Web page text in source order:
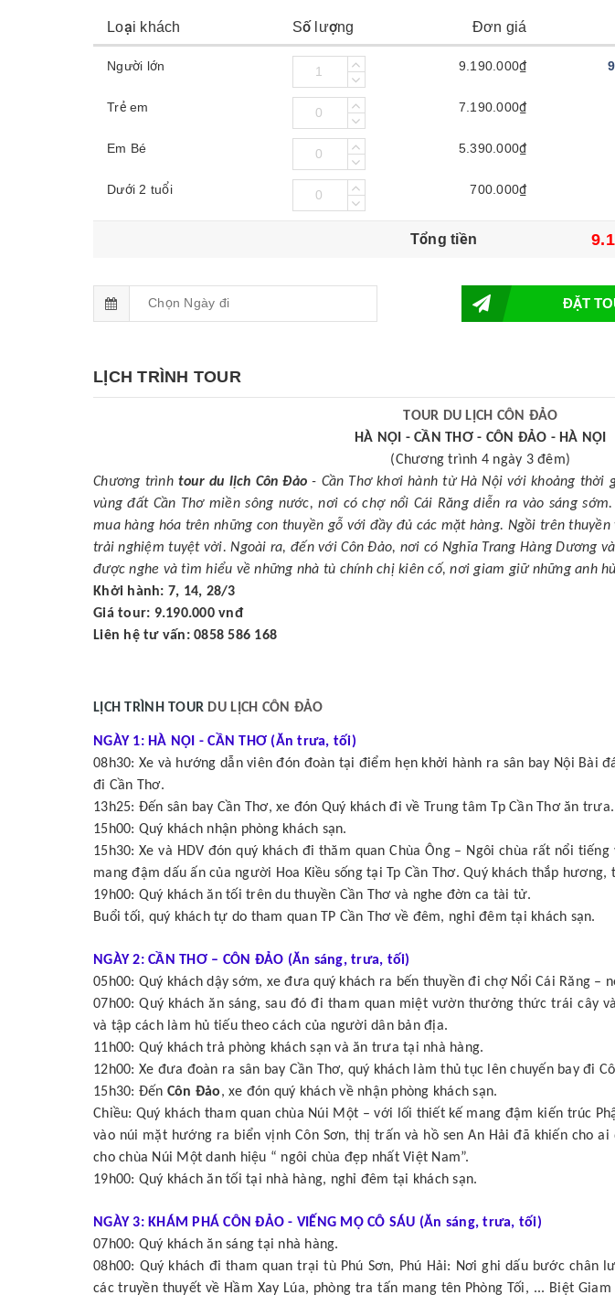
Loại khách Số lượng Đơn giá
Người lớn 9.190.000₫
Trẻ em 7.190.000₫
Em Bé 5.390.000₫
Dưới 2 tuổi 700.000₫
Tổng tiền
ĐẶT
LỊCH TRÌNH TOUR
TOUR DU LỊCH CÔN ĐẢO
HÀ NỘI - CẦN THƠ - CÔN ĐẢO - HÀ NỘI
(Chương trình 4 ngày 3 đêm)
Chương trình tour du lịch Côn Đảo - Cần Thơ khơi hành từ Hà Nội với khoảng thời
vùng đất Cần Thơ miền sông nước, nơi có chợ nổi Cái Răng diễn ra vào sáng
mua hàng hóa trên những con thuyền gỗ với đầy đủ các mặt hàng. Ngồi trên
trải nghiệm tuyệt vời. Ngoài ra, đến với Côn Đảo, nơi có Nghĩa Trang Hàng Dương
được nghe và tìm hiểu về những nhà tù chính chị kiên cố, nơi giam giữ những anh
Khởi hành: 7, 14, 28/3
Giá tour: 9.190.000 vnđ
Liên hệ tư vấn: 0858 586 168
LỊCH TRÌNH TOUR DU LỊCH CÔN ĐẢO
NGÀY 1: HÀ NỘI - CẦN THƠ (Ăn trưa, tối)
08h30: Xe và hướng dẫn viên đón đoàn tại điểm hẹn khởi hành ra sân bay Nội Bài
đi Cần Thơ.
13h25: Đến sân bay Cần Thơ, xe đón Quý khách đi về Trung tâm Tp Cần Thơ ăn trưa.
15h00: Quý khách nhận phòng khách sạn.
15h30: Xe và HDV đón quý khách đi thăm quan Chùa Ông – Ngôi chùa rất nổi
mang đậm dấu ấn của người Hoa Kiều sống tại Tp Cần Thơ. Quý khách thắp hương,
19h00: Quý khách ăn tối trên du thuyền Cần Thơ và nghe đờn ca tài tử.
Buổi tối, quý khách tự do tham quan TP Cần Thơ về đêm, nghỉ đêm tại khách sạn.
NGÀY 2: CẦN THƠ – CÔN ĐẢO (Ăn sáng, trưa, tối)
05h00: Quý khách dậy sớm, xe đưa quý khách ra bến thuyền đi chợ Nổi Cái Răng –
07h00: Quý khách ăn sáng, sau đó đi tham quan miệt vườn thưởng thức trái cây
và tập cách làm hủ tiếu theo cách của người dân bản địa.
11h00: Quý khách trả phòng khách sạn và ăn trưa tại nhà hàng.
12h00: Xe đưa đoàn ra sân bay Cần Thơ, quý khách làm thủ tục lên chuyến bay đi
15h30: Đến Côn Đảo, xe đón quý khách về nhận phòng khách sạn.
Chiều: Quý khách tham quan chùa Núi Một – với lối thiết kế mang đậm kiến trúc
vào núi mặt hướng ra biển vịnh Côn Sơn, thị trấn và hồ sen An Hải đã khiến cho
cho chùa Núi Một danh hiệu “ ngôi chùa đẹp nhất Việt Nam”.
19h00: Quý khách ăn tối tại nhà hàng, nghỉ đêm tại khách sạn.
NGÀY 3: KHÁM PHÁ CÔN ĐẢO - VIẾNG MỘ CÔ SÁU (Ăn sáng, trưa, tối)
07h00: Quý khách ăn sáng tại nhà hàng.
08h00: Quý khách đi tham quan trại tù Phú Sơn, Phú Hải: Nơi ghi dấu bước chân
các truyền thuyết về Hầm Xay Lúa, phòng tra tấn mang tên Phòng Tối, ... Biệt